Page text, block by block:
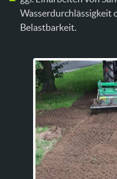
Wasserdurchlässigkeit
Belastbarkeit.